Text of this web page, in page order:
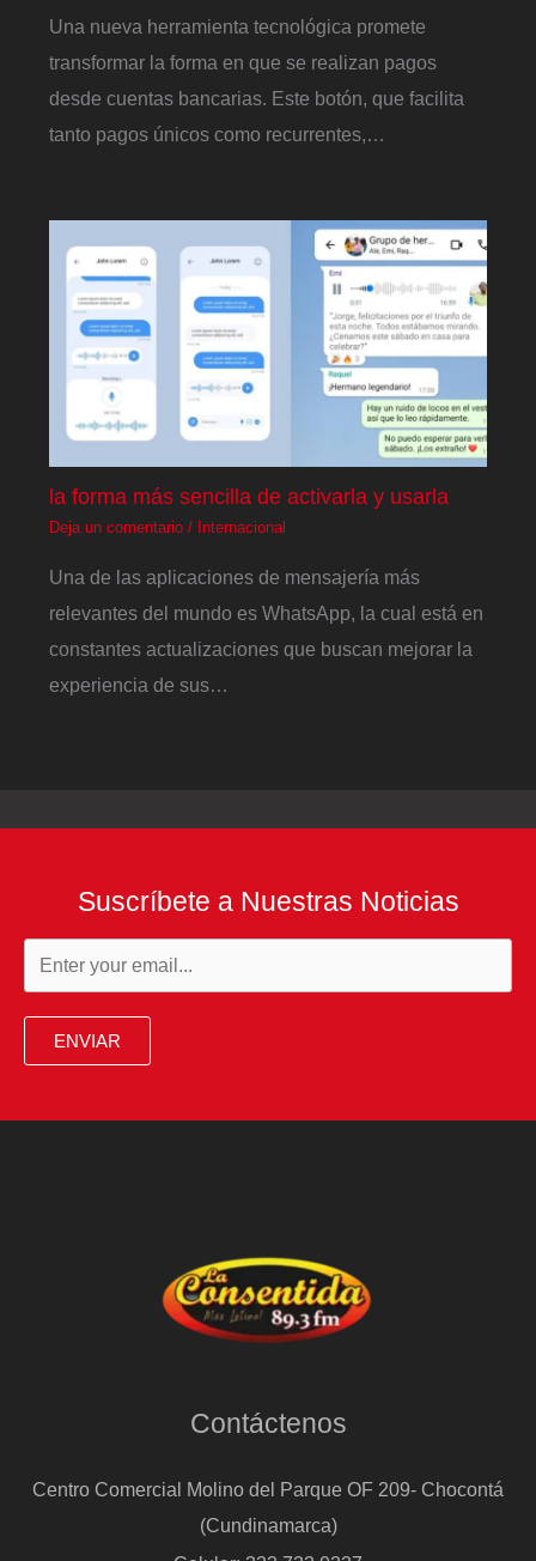
Una nueva herramienta tecnológica promete
transformar la forma en que se realizan pagos
desde cuentas bancarias. Este botón, que facilita
tanto pagos únicos como recurrentes,…
la forma más sencilla de activarla y usarla
Deja un comentario / Internacional
Una de las aplicaciones de mensajería más
relevantes del mundo es WhatsApp, la cual está en
constantes actualizaciones que buscan mejorar la
experiencia de sus…
Suscríbete a Nuestras Noticias
ENVIAR
Contáctenos
Centro Comercial Molino del Parque OF 209- Chocontá
(Cundinamarca)